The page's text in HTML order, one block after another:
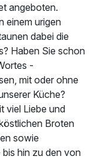
p.P. ab 113,50 €
angeboten.
einem urigen
dabei die
Haben Sie schon
-
mit oder ohne
Küche?
viel Liebe und
Broten
sowie
hin zu den von